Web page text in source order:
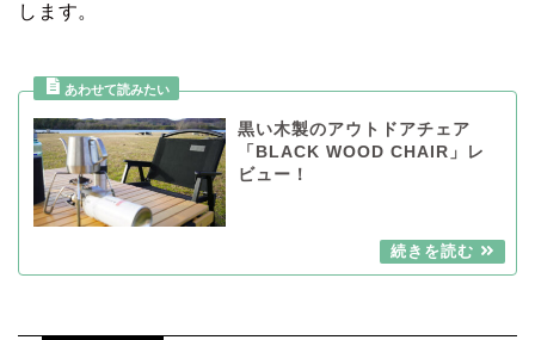
します。
黒い木製のアウトドアチェア
「BLACK WOOD CHAIR」レ
ビュー！